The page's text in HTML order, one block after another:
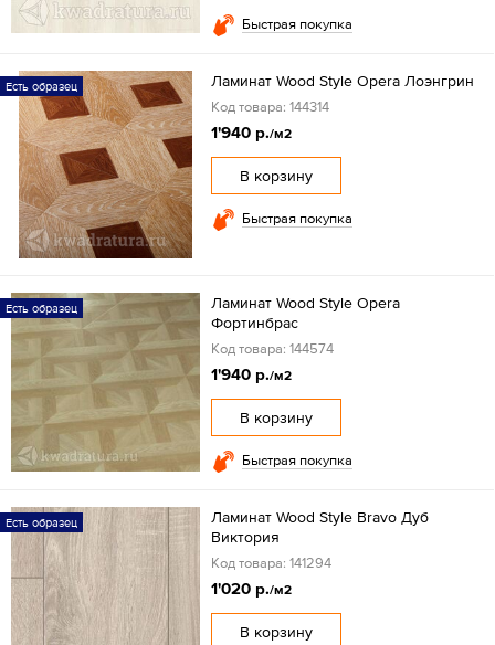
Быстрая покупка
Есть образец Ламинат Wood Style Opera Лоэнгрин
Код товара: 144314
1'940 р./м2
В корзину
Быстрая покупка
Есть образец
Ламинат Wood Style Opera
Фортинбрас
Код товара: 144574
1'940 р./м2
В корзину
Быстрая покупка
Есть образец
Ламинат Wood Style Bravo Дуб
Виктория
Код товара: 141294
1'020 р./м2
В корзину